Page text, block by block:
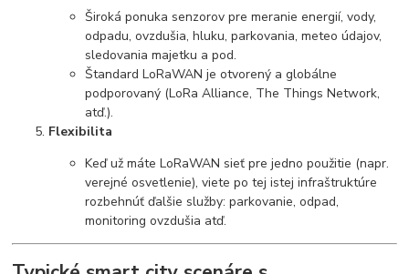
Široká ponuka senzorov pre meranie energií, vody,
odpadu, ovzdušia, hluku, parkovania, meteo údajov,
sledovania majetku a pod.
Štandard LoRaWAN je otvorený a globálne
podporovaný (LoRa Alliance, The Things Network,
atď.).
Flexibilita
Keď už máte LoRaWAN sieť pre jedno použitie (napr.
verejné osvetlenie), viete po tej istej infraštruktúre
rozbehnúť ďalšie služby: parkovanie, odpad,
monitoring ovzdušia atď.